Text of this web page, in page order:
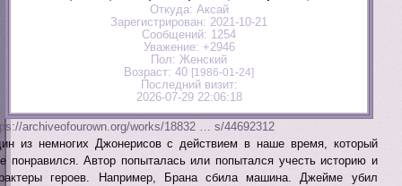
Откуда: Аксай
Зарегистрирован: 2021-10-21
Сообщений: 1254
Уважение: +2946
Пол: Женский
Возраст: 40 [1986-01-24]
Последний визит:
2026-07-29 22:06:18
archiveofourown.org/works/18832 … s/44692312
из немногих Джонерисов с действием в наше время, который
понравился. Автор попыталась или попытался учесть историю и
героев. Например, Брана сбила машина. Джейме убил